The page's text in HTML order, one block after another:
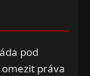
pod
práva